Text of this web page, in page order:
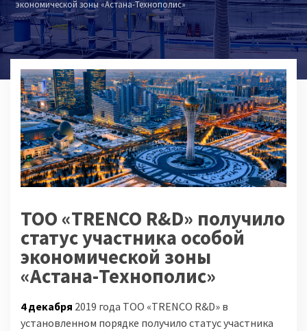
экономической зоны «Астана-Технополис»
ТОО «TRENCO R&D» получило
статус участника особой
экономической зоны
«Астана-Технополис»
4 декабря 2019 года ТОО «TRENCO R&D» в
установленном порядке получило статус участника